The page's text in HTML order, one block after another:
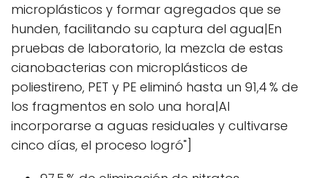
microplásticos y formar agregados que se
hunden, facilitando su captura del agua|En
pruebas de laboratorio, la mezcla de estas
cianobacterias con microplásticos de
poliestireno, PET y PE eliminó hasta un 91,4 % de
los fragmentos en solo una hora|Al
incorporarse a aguas residuales y cultivarse
cinco días, el proceso logró"]